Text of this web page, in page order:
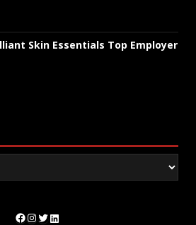
Skin Essentials Top Employer
Facebook
Instagram
Twitter
LinkedIn